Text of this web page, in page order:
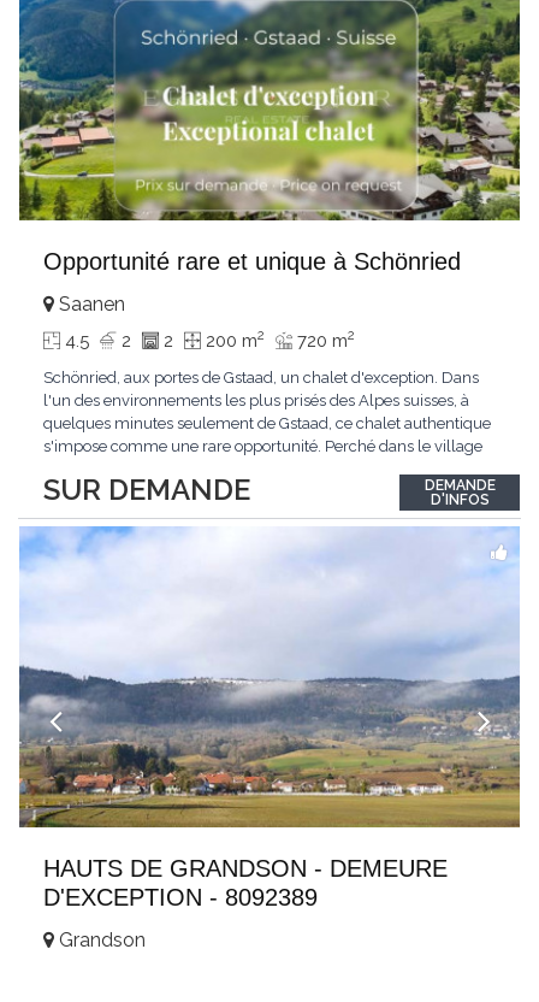
Opportunité rare et unique à Schönried
SUR DEMANDE
Saanen
4.5 2 2 200 m2 720 m2
Schönried, aux portes de Gstaad, un chalet d'exception. Dans
l'un des environnements les plus prisés des Alpes suisses, à
quelques minutes seulement de Gstaad, ce chalet authentique
s'impose comme une rare opportunité. Perché dans le village
station et les sommets qui l'encadrent, un spectacle qui change
au fil des saisons. Avec...
DEMANDE
D'INFOS
HAUTS DE GRANDSON - DEMEURE
D'EXCEPTION - 8092389
Grandson